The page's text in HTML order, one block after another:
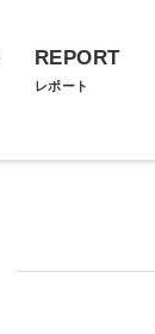
REPORT
レポート